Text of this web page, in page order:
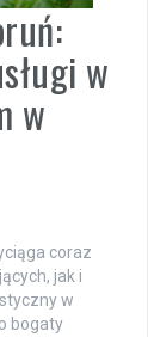
w
w
coraz
jak i
w
bogaty